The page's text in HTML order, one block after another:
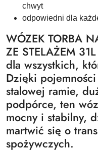
chwyt
odpowiedni dla
WÓZEK TORBA
ZE STELAŻEM
dla wszystkich,
Dzięki
stalowej ramie,
podpórce, ten
mocny i stabilny,
martwić się o
spożywczych.